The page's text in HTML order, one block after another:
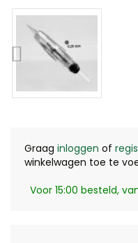
Graag inloggen of
winkelwagen toe te
Voor 15:00 besteld,